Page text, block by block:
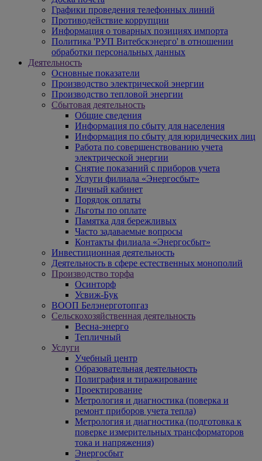
Графики проведения телефонных линий
Противодействие коррупции
Информация о товарных позициях импорта
Политика 'РУП Витебскэнерго' в отношении
обработки персональных данных
Деятельность
Основные показатели
Производство электрической энергии
Производство тепловой энергии
Сбытовая деятельность
Общие сведения
Информация по сбыту для населения
Информация по сбыту для юридических лиц
Работа по совершенствованию учета
электрической энергии
Снятие показаний с приборов учета
Услуги филиала «Энергосбыт»
Личный кабинет
Порядок оплаты
Льготы по оплате
Памятка для бережливых
Часто задаваемые вопросы
Контакты филиала «Энергосбыт»
Инвестиционная деятельность
Деятельность в сфере естественных монополий
Производство торфа
Осинторф
Усвиж-Бук
ВООП Белэнерготопгаз
Сельскохозяйственная деятельность
Весна-энерго
Тепличный
Услуги
Учебный центр
Образовательная деятельность
Полиграфия и тиражирование
Проектирование
Метрология и диагностика (поверка и
ремонт приборов учета тепла)
Метрология и диагностика (подготовка к
поверке измерительных трансформаторов
тока и напряжения)
Энергосбыт